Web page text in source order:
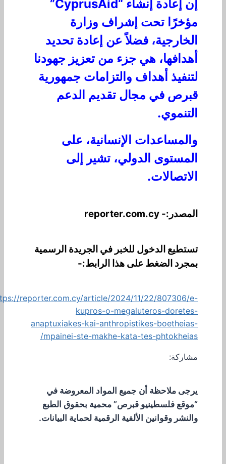
إن إعادة إنشاء “CyprusAid”
مؤخرًا تحت إشراف وزارة
الخارجية، فضلاً عن إعادة تحديد
أهدافها، هي جزء من تعزيز جهودنا
لتنفيذ أهداف والتزامات جمهورية
قبرص في مجال تقديم الدعم
التنموي.
والمساعدات الإنسانية، على
المستوى الدولي، تشير إلى
الاتصالات.
المصدر:- reporter.com.cy
تستطيع الدخول للخبر في الجريدة الرسمية
بمجرد الضغط على هذا الرابط:-
reporter.com.cy/article/2024/11/22/807306/e-
kupros-o-megaluteros-doretes-
anaptuxiakes-kai-anthropistikes-boetheias-
mpainei-ste-makhe-kata-tes-phtokheias/
مشاركة:
يرجى ملاحظة أن جميع المواد المعروضة في
“موقع فلسطينيو قبرص” محمية بحقوق الطبع
والنشر وقوانين الألفية الرقمية لحماية البيانات.